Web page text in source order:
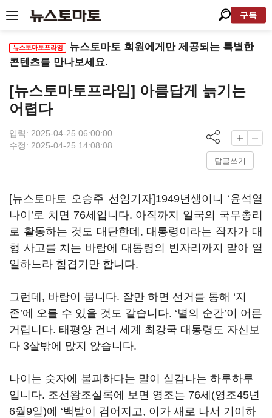
구독
뉴스토마토 회원에게만 제공되는 특별한
콘텐츠를 만나보세요.
[뉴스토마토프라임] 아름답게 늙기는
어렵다
입력: 2025-04-25 06:00:00
수정: 2025-04-25 14:08:08
답글쓰기
[뉴스토마토 오승주 선임기자]1949년생이니 ‘윤석열
나이’로 치면 76세입니다. 아직까지 일국의 국무총리
로 활동하는 것도 대단한데, 대통령이라는 작자가 대
형 사고를 치는 바람에 대통령의 빈자리까지 맡아 열
일하느라 힘겹기만 합니다.
그런데, 바람이 붑니다. 잘만 하면 선거를 통해 ‘지
존’에 오를 수 있을 것도 같습니다. ‘별의 순간’이 어른
거립니다. 태평양 건너 세계 최강국 대통령도 자신보
다 3살밖에 많지 않습니다.
나이는 숫자에 불과하다는 말이 실감나는 하루하루
입니다. 조선왕조실록에 보면 영조는 76세(영조45년
6월9일)에 ‘백발이 검어지고, 이가 새로 나서 기이하